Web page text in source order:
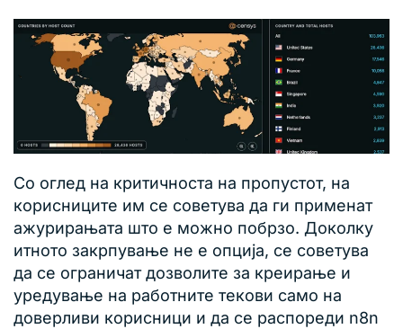
Со оглед на критичноста на пропустот, на
корисниците им се советува да ги применат
ажурирањата што е можно побрзо. Доколку
итното закрпување не е опција, се советува
да се ограничат дозволите за креирање и
уредување на работните текови само на
доверливи корисници и да се распореди n8n